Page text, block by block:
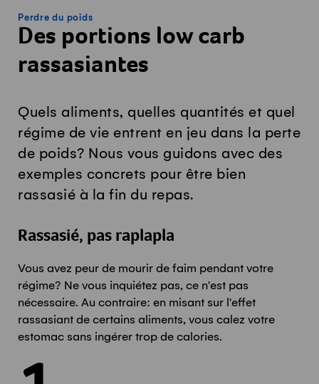
Perdre du poids
Des portions low carb
rassasiantes
Quels aliments, quelles quantités et quel
régime de vie entrent en jeu dans la perte
de poids? Nous vous guidons avec des
exemples concrets pour être bien
rassasié à la fin du repas.
Rassasié, pas raplapla
Vous avez peur de mourir de faim pendant votre
régime? Ne vous inquiétez pas, ce n'est pas
nécessaire. Au contraire: en misant sur l'effet
rassasiant de certains aliments, vous calez votre
estomac sans ingérer trop de calories.